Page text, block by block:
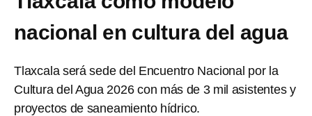
nacional en cultura del agua
Tlaxcala será sede del Encuentro Nacional por la
Cultura del Agua 2026 con más de 3 mil asistentes y
proyectos de saneamiento hídrico.